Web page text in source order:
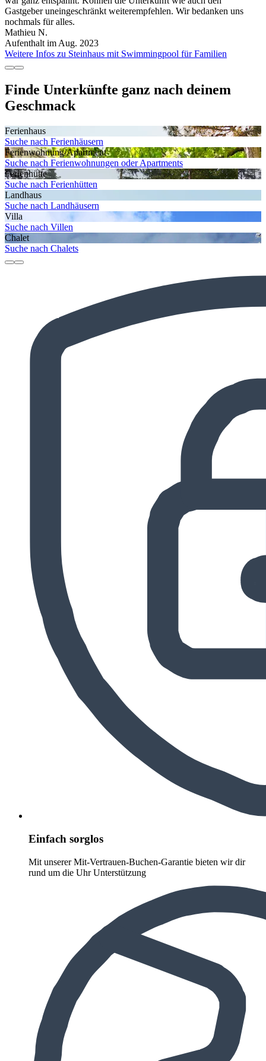
Gastgeber uneingeschränkt weiterempfehlen. Wir bedanken uns
nochmals für alles.
Mathieu N.
Aufenthalt im Aug. 2023
Weitere Infos zu Steinhaus mit Swimmingpool für Familien
Finde Unterkünfte ganz nach deinem
Geschmack
Ferienhaus
Suche nach Ferienhäusern
Ferienwohnung/Apartment
Suche nach Ferienwohnungen oder Apartments
Ferienhütte
Suche nach Ferienhütten
Landhaus
Suche nach Landhäusern
Villa
Suche nach Villen
Chalet
Suche nach Chalets
Einfach sorglos
Mit unserer Mit-Vertrauen-Buchen-Garantie bieten wir dir
rund um die Uhr Unterstützung